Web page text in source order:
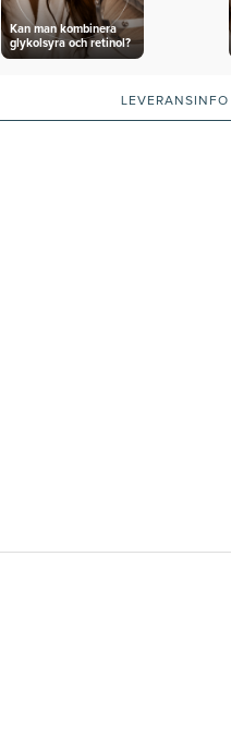
Kan man kombinera
glykolsyra och retinol?
LEVERANSINFO